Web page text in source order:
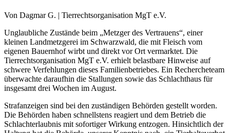
Von Dagmar G. | Tierrechtsorganisation MgT e.V.
Unglaubliche Zustände beim „Metzger des Vertrauens“, einer
kleinen Landmetzgerei im Schwarzwald, die mit Fleisch vom
eigenen Bauernhof wirbt und direkt vor Ort vermarktet. Die
Tierrechtsorganisation MgT e.V. erhielt belastbare Hinweise auf
schwere Verfehlungen dieses Familienbetriebes. Ein Rechercheteam
überwachte daraufhin die Stallungen sowie das Schlachthaus für
insgesamt drei Wochen im August.
Strafanzeigen sind bei den zuständigen Behörden gestellt worden.
Die Behörden haben schnellstens reagiert und dem Betrieb die
Schlachterlaubnis mit sofortiger Wirkung entzogen. Hinsichtlich der